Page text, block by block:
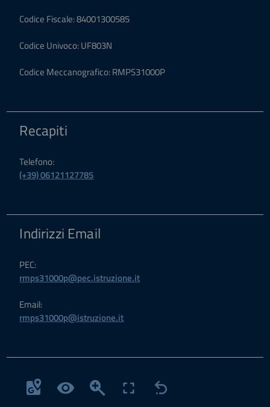
Codice Fiscale: 84001300585
Codice Univoco: UF803N
Codice Meccanografico: RMPS31000P
Recapiti
Telefono:
(+39) 06121127785
Indirizzi Email
PEC:
rmps31000p@pec.istruzione.it
Email:
rmps31000p@istruzione.it